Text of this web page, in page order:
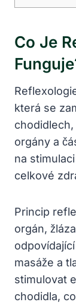
Co Je
která se
orgány a
na
celkové
Princip
orgán,
masáže a
stimulovat
chodidla,